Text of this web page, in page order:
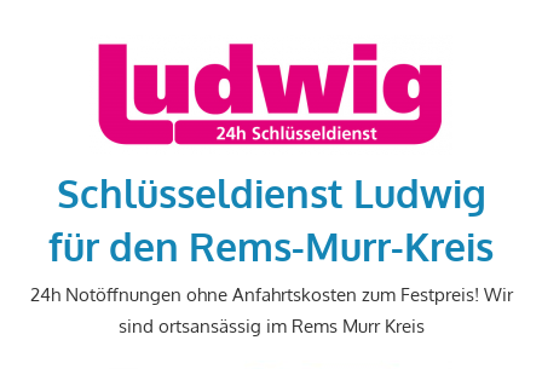
Schlüsseldienst Ludwig
für den Rems-Murr-Kreis
24h Notöffnungen ohne Anfahrtskosten zum Festpreis! Wir
sind ortsansässig im Rems Murr Kreis